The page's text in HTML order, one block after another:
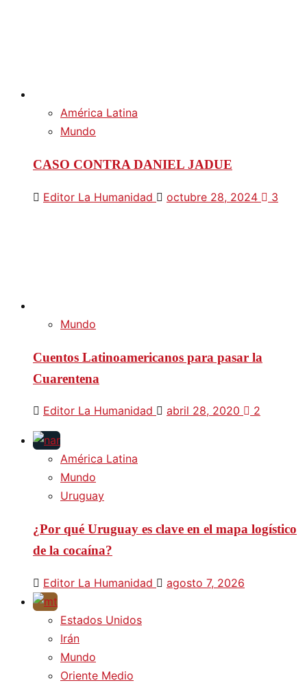
América Latina
Mundo
CASO CONTRA DANIEL JADUE
Editor La Humanidad octubre 28, 2024 3
Mundo
Cuentos Latinoamericanos para pasar la
Cuarentena
Editor La Humanidad abril 28, 2020 2
América Latina
Mundo
Uruguay
¿Por qué Uruguay es clave en el mapa logístico
de la cocaína?
Editor La Humanidad agosto 7, 2026
Estados Unidos
Irán
Mundo
Oriente Medio